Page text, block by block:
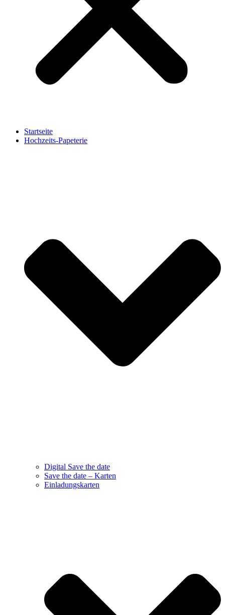
Startseite
Hochzeits-Papeterie
Digital Save the date
Save the date – Karten
Einladungskarten